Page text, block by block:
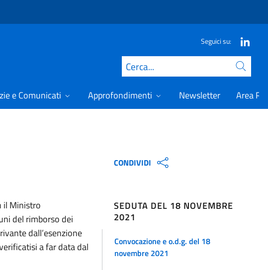
Seguici su:
Cerca
e Comunicati Approfondimenti Newsletter Area
il Ministro
del rimborso dei
dall’esenzione
a far data dal
CONDIVIDI
SEDUTA DEL 18 NOVEMBRE
2021
Convocazione e o.d.g. del 18
novembre 2021